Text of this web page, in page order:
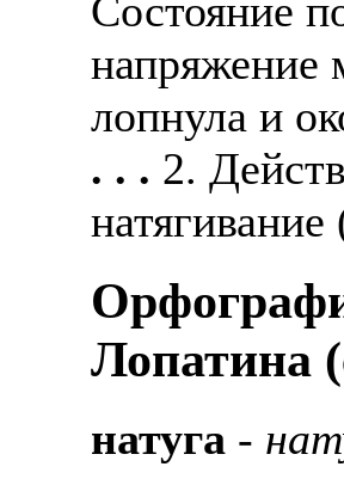
Состояние
напряжение
лопнула и
. . . 2.
Лопатина
натуга -